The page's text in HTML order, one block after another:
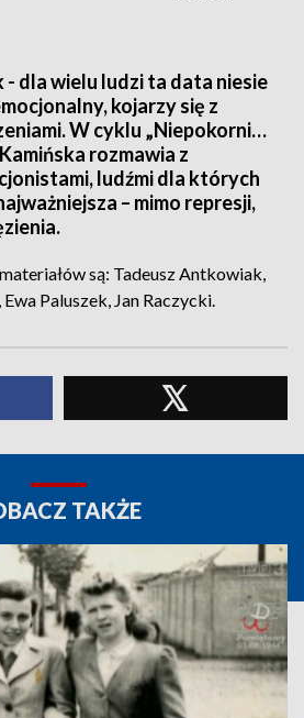
- dla wielu ludzi ta data niesie
kojarzy się z
W cyklu „Niepokorni…
rozmawia z
ludźmi dla których
– mimo represji,
są: Tadeusz Antkowiak,
Paluszek, Jan Raczycki.
TAKŻE